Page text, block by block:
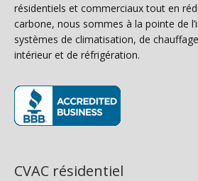
résidentiels et commerciaux tout en
carbone, nous sommes à la pointe de
systèmes de climatisation, de
intérieur et de réfrigération.
CVAC résidentiel